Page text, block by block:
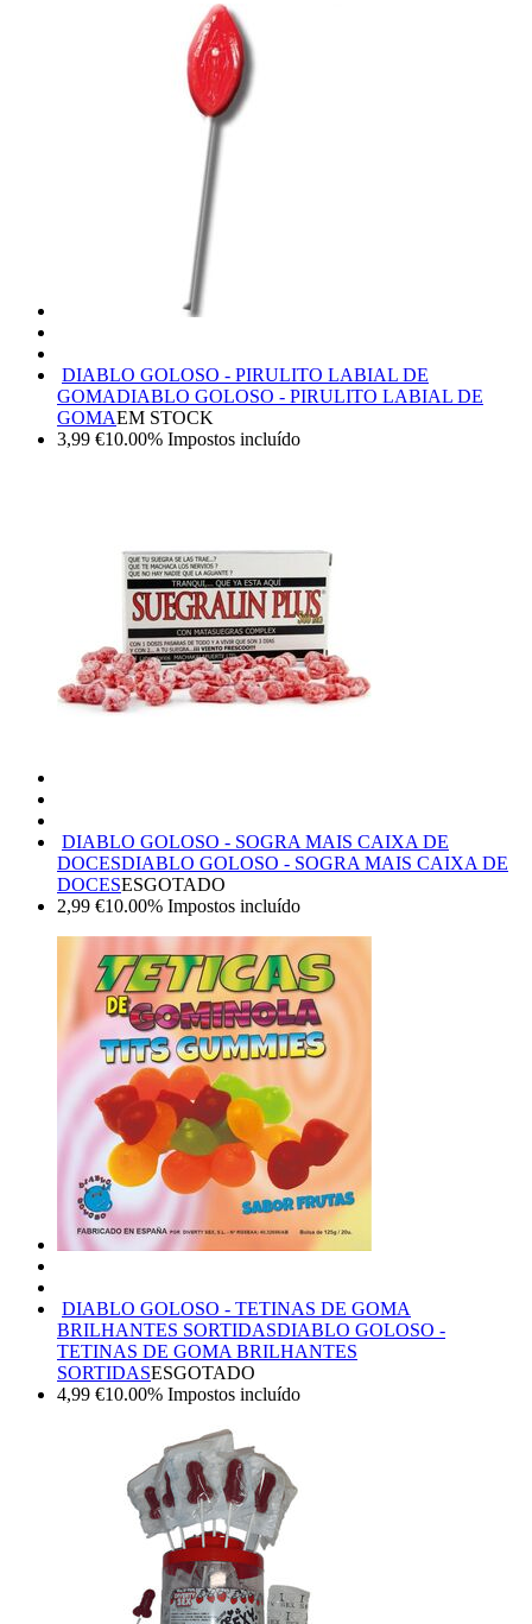
DIABLO GOLOSO - PIRULITO LABIAL DE
GOMADIABLO GOLOSO - PIRULITO LABIAL DE
GOMAEM STOCK
3,99 €10.00% Impostos incluído
DIABLO GOLOSO - SOGRA MAIS CAIXA DE
DOCESDIABLO GOLOSO - SOGRA MAIS CAIXA DE
DOCESESGOTADO
2,99 €10.00% Impostos incluído
DIABLO GOLOSO - TETINAS DE GOMA
BRILHANTES SORTIDASDIABLO GOLOSO -
TETINAS DE GOMA BRILHANTES
SORTIDASESGOTADO
4,99 €10.00% Impostos incluído